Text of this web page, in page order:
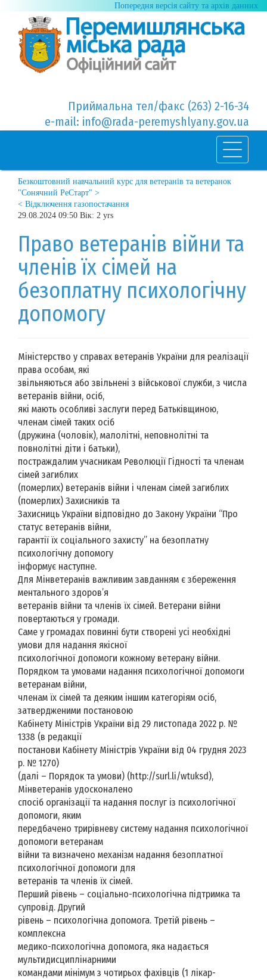
Попередня версія сайту та архів данних
Приймальна тел/факс (263) 2-16-34
e-mail: info@rada-peremyshlyany.gov.ua
Безкоштовний навчальний курс для ветеранів та ветеранок
"Сонячний РеСтарт" >
< Відключення газопостачання
29.08.2024 09:50 Вік: 2 yrs
Право ветеранів війни та
членів їх сімей на
безоплатну психологічну
допомогу
Міністерство у справах ветеранів України для реалізації
права особам, які
звільняються або звільнені з військової служби, з числа
ветеранів війни, осіб,
які мають особливі заслуги перед Батьківщиною,
членам сімей таких осіб
(дружина (чоловік), малолітні, неповнолітні та
повнолітні діти і батьки),
постраждалим учасникам Революції Гідності та членам
сімей загиблих
(померлих) ветеранів війни і членам сімей загиблих
(померлих) Захисників та
Захисниць України відповідно до Закону України “Про
статус ветеранів війни,
гарантії їх соціального захисту” на безоплатну
психологічну допомогу
інформує наступне.
Для Мінветеранів важливим завданням є збереження
ментального здоров’я
ветеранів війни та членів їх сімей. Ветерани війни
повертаються у громади.
Саме у громадах повинні бути створені усі необхідні
умови для надання якісної
психологічної допомоги кожному ветерану війни.
Порядком та умовами надання психологічної допомоги
ветеранам війни,
членам їх сімей та деяким іншим категоріям осіб,
затвердженими постановою
Кабінету Міністрів України від 29 листопада 2022 р. №
1338 (в редакції
постанови Кабінету Міністрів України від 04 грудня 2023
р. № 1270)
(далі – Порядок та умови) (http://surl.li/wtuksd),
Мінветеранів удосконалено
спосіб організації та надання послуг із психологічної
допомоги, яким
передбачено трирівневу систему надання психологічної
допомоги ветеранам
війни та визначено механізм надання безоплатної
психологічної допомоги для
ветеранів та членів їх сімей.
Перший рівень – соціально-психологічна підтримка та
супровід. Другий
рівень – психологічна допомога. Третій рівень –
комплексна
медико-психологічна допомога, яка надається
мультидисциплінарними
командами мінімум з чотирьох фахівців (1 лікар-